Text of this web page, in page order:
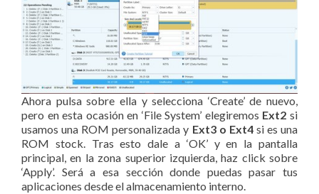
Ahora pulsa sobre ella y selecciona ‘Create’ de nuevo,
pero en esta ocasión en ‘File System’ elegiremos Ext2 si
usamos una ROM personalizada y Ext3 o Ext4si es una
ROM stock. Tras esto dale a ‘OK’ y en la pantalla
principal, en la zona superior izquierda, haz click sobre
‘Apply’. Será a esa sección donde puedas pasar tus
aplicaciones desde el almacenamiento interno.